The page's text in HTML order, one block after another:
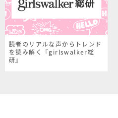
読者のリアルな声からトレンド
を読み解く『girlswalker総
研』